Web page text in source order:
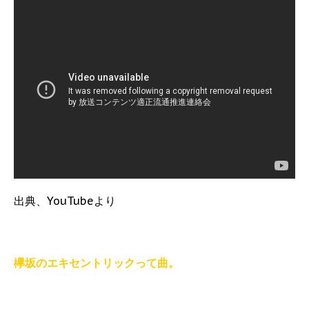
出典、YouTubeより
欅坂のエキセントリックって曲。